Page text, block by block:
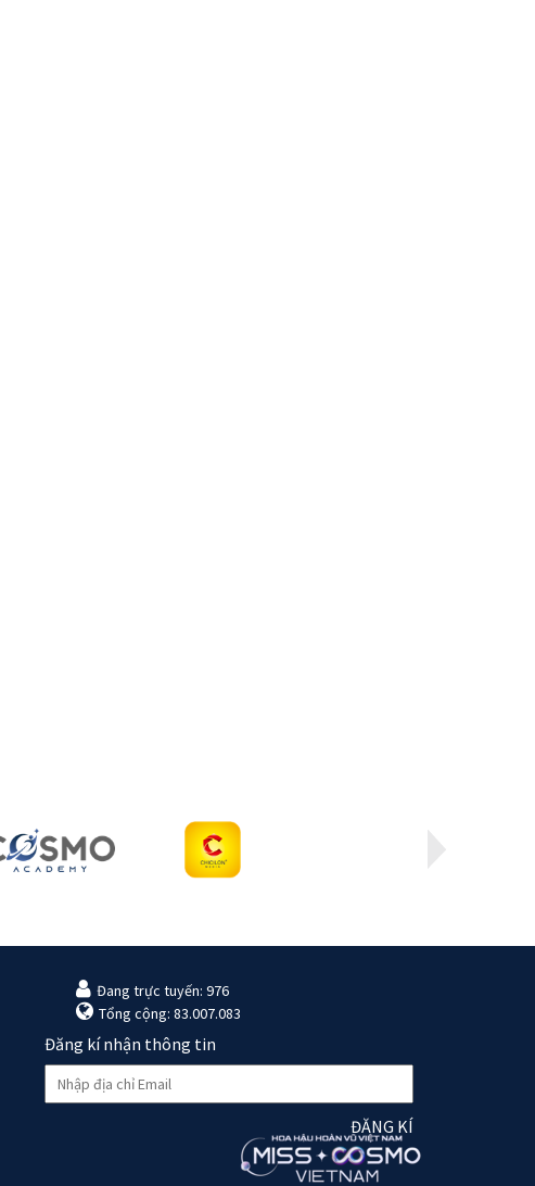
Đang trực tuyến: 976
Tổng cộng: 83.007.083
Đăng kí nhận thông tin
ĐĂNG KÍ